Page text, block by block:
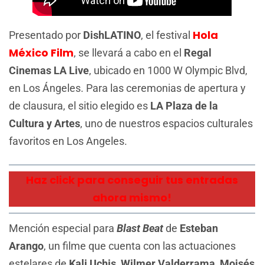
Presentado por DishLATINO, el festival Hola
México Film, se llevará a cabo en el Regal
Cinemas LA Live, ubicado en 1000 W Olympic Blvd,
en Los Ángeles. Para las ceremonias de apertura y
de clausura, el sitio elegido es LA Plaza de la
Cultura y Artes, uno de nuestros espacios culturales
favoritos en Los Angeles.
Haz click para conseguir tus entradas
ahora mismo!
Mención especial para Blast Beatde Esteban
Arango, un filme que cuenta con las actuaciones